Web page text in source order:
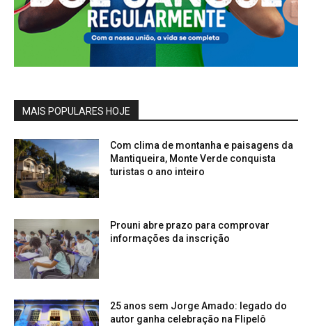
MAIS POPULARES HOJE
Com clima de montanha e paisagens da
Mantiqueira, Monte Verde conquista
turistas o ano inteiro
Prouni abre prazo para comprovar
informações da inscrição
25 anos sem Jorge Amado: legado do
autor ganha celebração na Flipelô